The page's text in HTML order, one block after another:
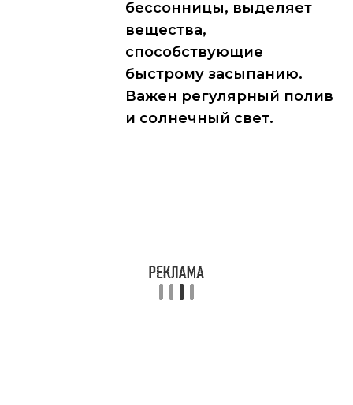
бессонницы, выделяет
вещества,
способствующие
быстрому засыпанию.
Важен регулярный полив
и солнечный свет.